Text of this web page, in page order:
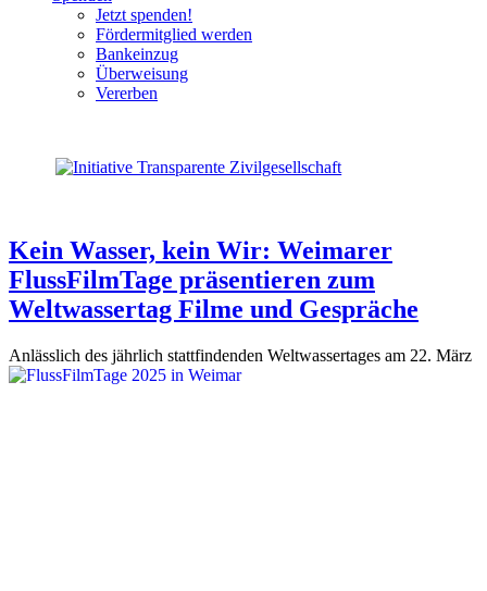
Jetzt spenden!
Fördermitglied werden
Bankeinzug
Überweisung
Vererben
Kein Wasser, kein Wir: Weimarer
FlussFilmTage präsentieren zum
Weltwassertag Filme und Gespräche
Anlässlich des jährlich stattfindenden Weltwassertages am 22. März